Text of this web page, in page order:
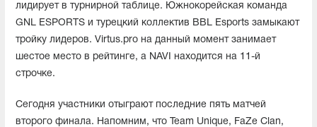
лидирует в турнирной таблице. Южнокорейская команда
GNL ESPORTS и турецкий коллектив BBL Esports замыкают
тройку лидеров. Virtus.pro на данный момент занимает
шестое место в рейтинге, а NAVI находится на 11-й
строчке.
Сегодня участники отыграют последние пять матчей
второго финала. Напомним, что Team Unique, FaZe Clan,